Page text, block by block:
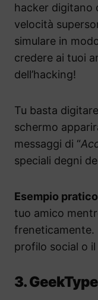
hacker digitano
velocità
simulare in
credere ai tuoi
dell’hacking!
Tu basta
schermo
messaggi di “
speciali degni
Esempio
tuo amico
freneticamente.
profilo social o
3.